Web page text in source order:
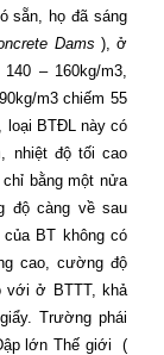
sẵn, họ đã sáng
Dams ), ở
– 160kg/m3,
m3 chiếm 55
loại BTĐL này có
nhiệt độ tối cao
bằng một nửa
độ càng về sau
BT không có
cao, cường độ
với ở BTTT, khả
Trường phái
lớn Thế giới
(